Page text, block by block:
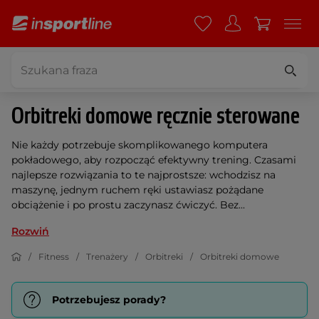
Orbitreki domowe ręcznie sterowane
Nie każdy potrzebuje skomplikowanego komputera
pokładowego, aby rozpocząć efektywny trening. Czasami
najlepsze rozwiązania to te najprostsze: wchodzisz na
maszynę, jednym ruchem ręki ustawiasz pożądane
obciążenie i po prostu zaczynasz ćwiczyć. Bez...
Rozwiń
Fitness Trenażery Orbitreki Orbitreki domowe
Potrzebujesz porady?